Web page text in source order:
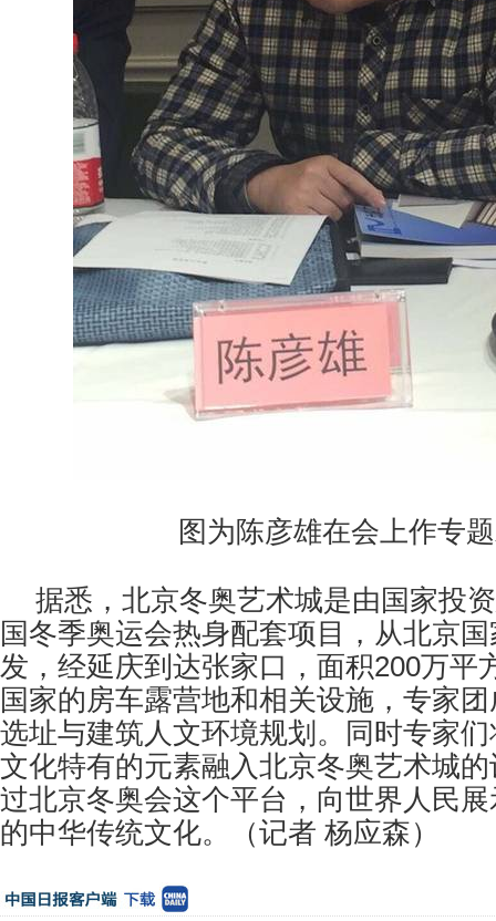
图为陈彦雄在会上作专
据悉，北京冬奥艺术城是由国家投
国冬季奥运会热身配套项目，从北京
发，经延庆到达张家口，面积200万平
国家的房车露营地和相关设施，专家
选址与建筑人文环境规划。同时专家
文化特有的元素融入北京冬奥艺术城
过北京冬奥会这个平台，向世界人民
的中华传统文化。
（记者 杨应森）